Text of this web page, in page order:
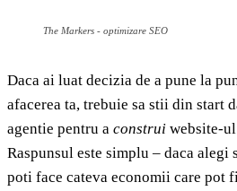
The Markers - optimizare SEO
Daca ai luat decizia de a pune la
afacerea ta, trebuie sa stii din start
agentie pentru a construi website-ul
Raspunsul este simplu – daca
poti face cateva economii care pot